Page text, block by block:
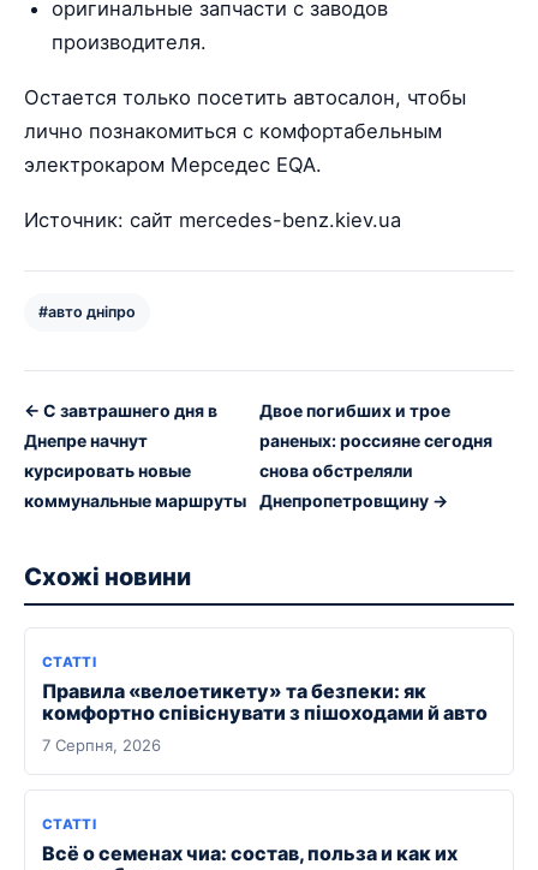
оригинальные запчасти с заводов
производителя.
Остается только посетить автосалон, чтобы
лично познакомиться с комфортабельным
электрокаром Мерседес EQA.
Источник: сайт mercedes-benz.kiev.ua
#авто дніпро
← С завтрашнего дня в
Днепре начнут
курсировать новые
коммунальные маршруты
Двое погибших и трое
раненых: россияне сегодня
снова обстреляли
Днепропетровщину →
Схожі новини
СТАТТІ
Правила «велоетикету» та безпеки: як
комфортно співіснувати з пішоходами й авто
7 Серпня, 2026
СТАТТІ
Всё о семенах чиа: состав, польза и как их